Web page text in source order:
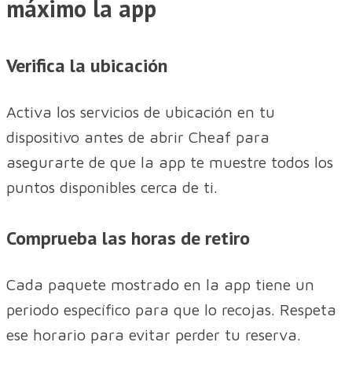
máximo la app
Verifica la ubicación
Activa los servicios de ubicación en tu
dispositivo antes de abrir Cheaf para
asegurarte de que la app te muestre todos los
puntos disponibles cerca de ti.
Comprueba las horas de retiro
Cada paquete mostrado en la app tiene un
periodo específico para que lo recojas. Respeta
ese horario para evitar perder tu reserva.